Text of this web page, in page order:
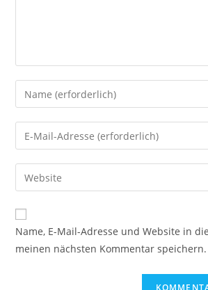
Gib
deinen
Namen
oder
zum
Kommentieren
ein
Gib
deine
E-
Mail-
zum
Kommentieren
ein
Gib
deine
Website-
URL
Name, E-Mail-Adresse und Website in
meinen nächsten Kommentar speichern.